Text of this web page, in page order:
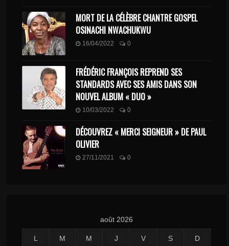
MORT DE LA CÉLÈBRE CHANTRE GOSPEL
OSINACHI NWACHUKWU
16/04/2022 0
FRÉDÉRIC FRANÇOIS REPREND SES
STANDARDS AVEC SES AMIS DANS SON
NOUVEL ALBUM « DUO »
10/03/2022 0
DÉCOUVREZ « MERCI SEIGNEUR » DE PAUL
OLIVIER
27/11/2021 0
août 2026
L M M J V S D